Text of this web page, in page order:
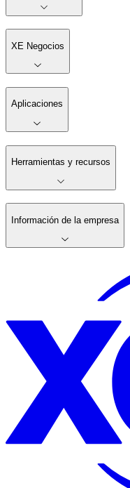
XE Negocios
Aplicaciones
Herramientas y recursos
Información de la empresa